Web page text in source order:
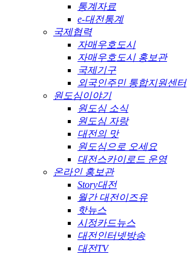
통계자료
e-대전통계
국제협력
자매우호도시
자매우호도시 홍보관
국제기구
외국인주민 통합지원센터
원도심이야기
원도심 소식
원도심 자랑
대전의 맛
원도심으로 오세요
대전스카이로드 운영
온라인 홍보관
Story대전
월간 대전이즈유
핫뉴스
시정카드뉴스
대전인터넷방송
대전TV